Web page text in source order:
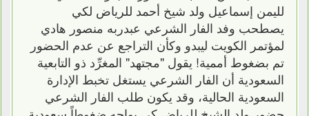
لليمن إسماعيل ولد شيخ أحمد للرياض لكي
يصطحب وفد الفار الشرعي عبدربه منصور هادي
لمؤتمر الكويت ليبدو وكأن التراجع عن عدم الحضور
تم بضغوط أممية! يقول "مجتهد" المغرِّد ذو التابعية
السعودية أن الفار الشرعي يستغل تخبط الإدارة
السعودية الحالية، وقد يكون طلب الفار الشرعي